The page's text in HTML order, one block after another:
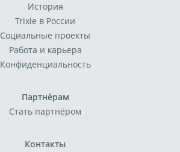
История
Trixie в России
Социальные проекты
Работа и карьера
Конфиденциальность
Партнёрам
Стать партнёром
Контакты